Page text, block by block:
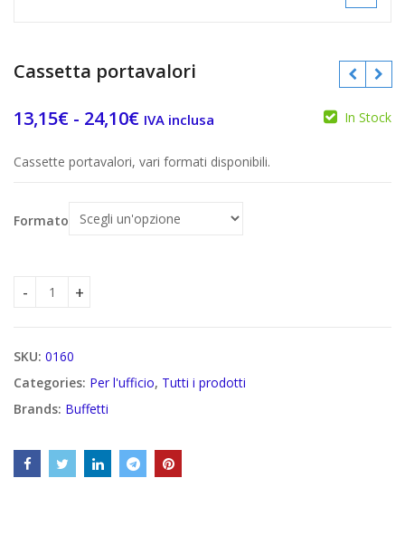
Cassetta portavalori
13,15€ - 24,10€Fascia
13,15€
IVA inclusa In Stock
Cassette portavalori, vari formati disponibili.
Formato
Cassetta portavalori quantity
SKU: 0160
Categories: Per l'ufficio, Tutti i prodotti
Brands: Buffetti